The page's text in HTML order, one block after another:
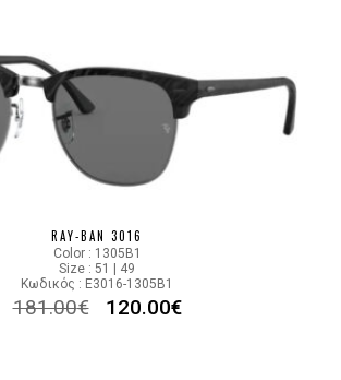
RAY-BAN 3016
Color : 1305B1
Size : 51 | 49
Κωδικός : E3016-1305B1
181.00€ 120.00€